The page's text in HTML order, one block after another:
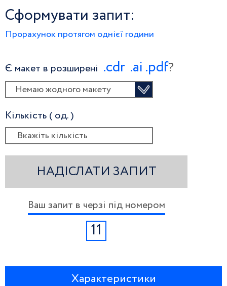
Сформувати запит:
Прорахунок протягом однієї години
Є макет в розширені .сdr .ai .pdf?
Немаю жодного макету
Кількість ( од. )
НАДІСЛАТИ ЗАПИТ
Ваш запит в черзі під номером
11
Характеристики